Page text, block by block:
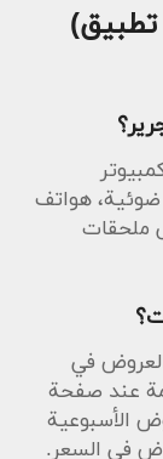
تطبيق)
ضوئية، هواتف
ملحقات
في
عند صفحة
الأسبوعية
في السعر.